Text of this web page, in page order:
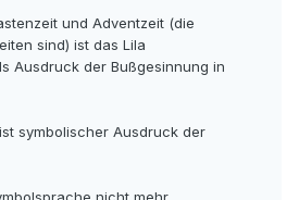
und Adventzeit (die
sind) ist das Lila
Ausdruck der Bußgesinnung in
symbolischer Ausdruck der